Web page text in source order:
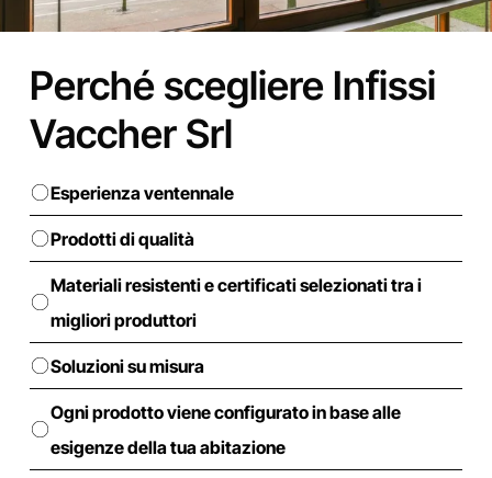
Perché scegliere Infissi
Vaccher Srl
Esperienza ventennale
Prodotti di qualità
Materiali resistenti e certificati selezionati tra i
migliori produttori
Soluzioni su misura
Ogni prodotto viene configurato in base alle
esigenze della tua abitazione